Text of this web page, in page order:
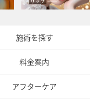
施術を探す
料金案内
アフターケア